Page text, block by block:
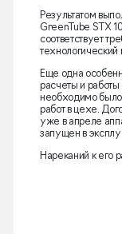
Результатом
GreenTube STX
соответствует
технологический
Еще одна
расчеты и работы
необходимо
работ в цехе.
уже в апреле
запущен в
Нареканий к его